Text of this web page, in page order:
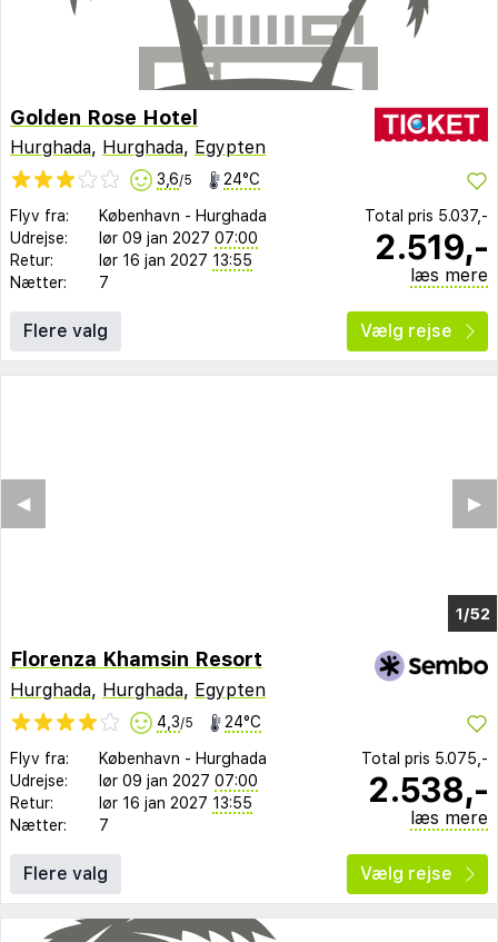
Golden Rose Hotel
Hurghada, Hurghada, Egypten
3,6/5 24°C
Flyv fra: København - Hurghada
Udrejse:
lør 09 jan 2027 07:00
Retur:
lør 16 jan 2027 13:55
Nætter:
7
Total pris 5.037,-
2.519,-
læs mere
Flere valg Vælg rejse
1/44
▶︎
◀︎
Florenza Khamsin Resort
Hurghada, Hurghada, Egypten
4,3/5 24°C
Flyv fra: København - Hurghada
Udrejse:
lør 09 jan 2027 07:00
Retur:
lør 16 jan 2027 13:55
Nætter:
7
Total pris 5.075,-
2.538,-
læs mere
Flere valg Vælg rejse